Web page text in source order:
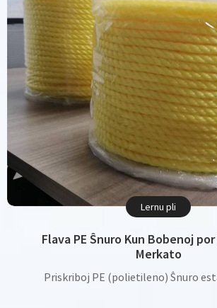
Flava PE Ŝnuro Kun Bobenoj
Merkato
Priskriboj PE (polietileno) Ŝnuro
Lernu pli